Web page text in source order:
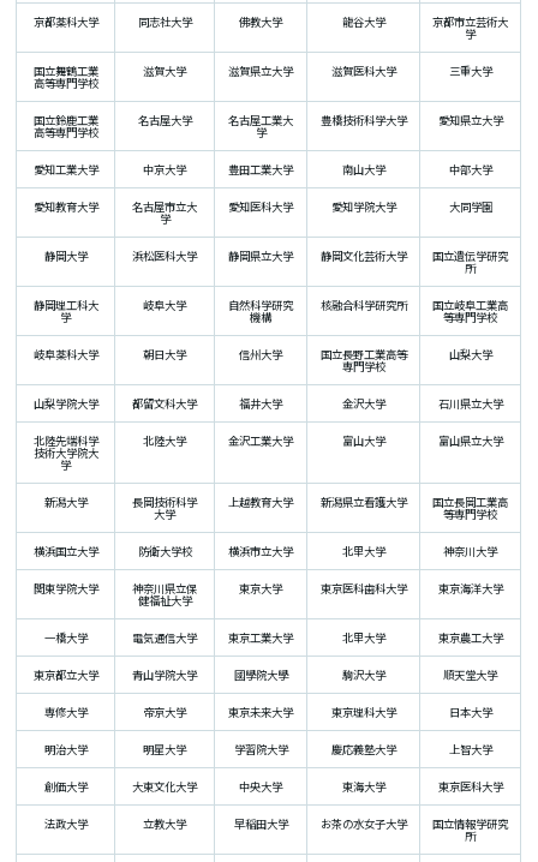
京都薬科大学 同志社大学 佛教大学 龍谷大学 京都市立芸術大
学
国立舞鶴工業
高等専門学校
滋賀大学 滋賀県立大学 滋賀医科大学 三重大学
国立鈴鹿工業
高等専門学校
名古屋大学 名古屋工業大
学
豊橋技術科学大学 愛知県立大学
愛知工業大学 中京大学 豊田工業大学 南山大学 中部大学
愛知教育大学 名古屋市立大
学
愛知医科大学 愛知学院大学 大同学園
静岡大学 浜松医科大学 静岡県立大学 静岡文化芸術大学 国立遺伝学研究
所
静岡理工科大
学
岐阜大学 自然科学研究
機構
核融合科学研究所 国立岐阜工業高
等専門学校
岐阜薬科大学 朝日大学 信州大学 国立長野工業高等
専門学校
山梨大学
山梨学院大学 都留文科大学 福井大学 金沢大学 石川県立大学
北陸先端科学
技術大学院大
学
北陸大学 金沢工業大学 富山大学 富山県立大学
新潟大学 長岡技術科学
大学
上越教育大学 新潟県立看護大学 国立長岡工業高
等専門学校
横浜国立大学 防衛大学校 横浜市立大学 北里大学 神奈川大学
関東学院大学 神奈川県立保
健福祉大学
東京大学 東京医科歯科大学 東京海洋大学
一橋大学 電気通信大学 東京工業大学 北里大学 東京農工大学
東京都立大学 青山学院大学 國學院大學 駒沢大学 順天堂大学
専修大学 帝京大学 東京未来大学 東京理科大学 日本大学
明治大学 明星大学 学習院大学 慶応義塾大学 上智大学
創価大学 大東文化大学 中央大学 東海大学 東京医科大学
法政大学 立教大学 早稲田大学 お茶の水女子大学 国立情報学研究
所